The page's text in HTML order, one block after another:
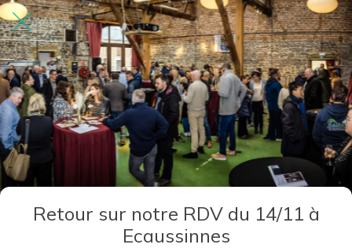
Retour sur notre RDV du 14/11 à
Ecaussinnes